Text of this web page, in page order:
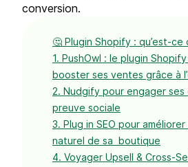
conversion.
🤔 Plugin Shopify : qu’est-ce
1. PushOwl : le plugin
booster ses ventes grâce à
2. Nudgify pour engager ses
preuve sociale
3. Plug in SEO pour
naturel de sa boutique
4. Voyager Upsell & Cross-